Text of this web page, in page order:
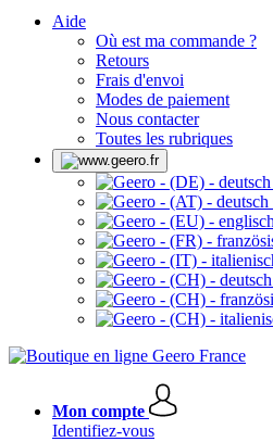
Aide
Où est ma commande ?
Retours
Frais d'envoi
Modes de paiement
Nous contacter
Toutes les rubriques
Mon compte
Identifiez-vous